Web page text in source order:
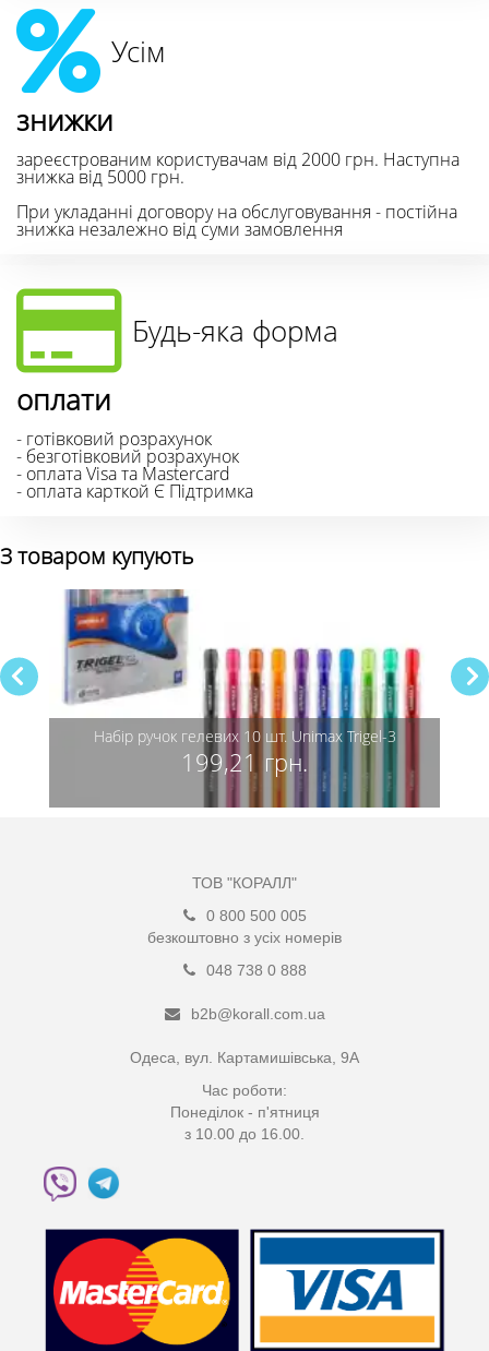
Усім
знижки
зареєстрованим користувачам від 2000 грн. Наступна
знижка від 5000 грн.
При укладанні договору на обслуговування - постійна
знижка незалежно від суми замовлення
Будь-яка форма
оплати
- готівковий розрахунок
- безготівковий розрахунок
- оплата Visa та Mastercard
- оплата карткой Є Підтримка
З товаром купують
Набір ручок гелевих 10 шт. Unimax Trigel-3
199,21 грн.
ТОВ "КОРАЛЛ"
0 800 500 005
безкоштовно з усіх номерів
048 738 0 888
b2b@korall.com.ua
Одеса, вул. Картамишівська, 9А
Час роботи:
Понеділок - п'ятниця
з 10.00 до 16.00.